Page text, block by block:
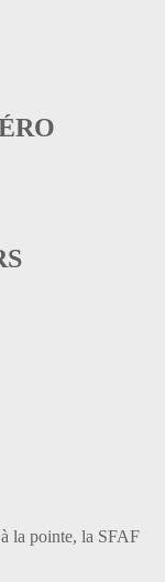
la pointe, la SFAF